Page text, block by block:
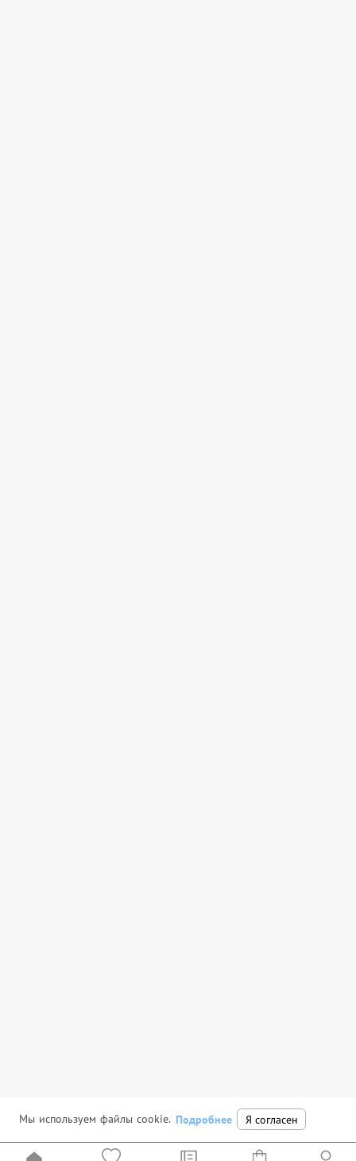
Мы используем файлы cookie. Подробнее Я согласен